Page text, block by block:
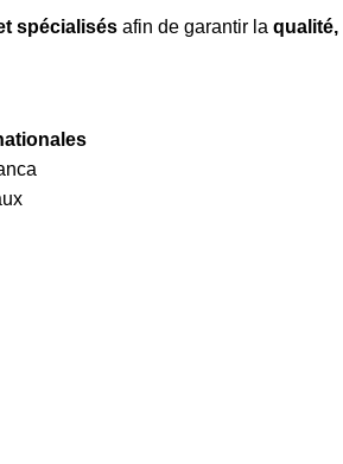
spécialisés afin de garantir la qualité,